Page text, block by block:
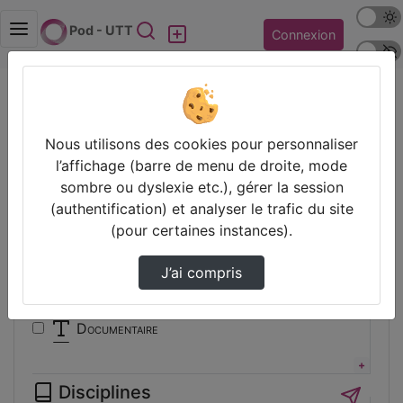
Pod - UTT Rechercher Connexion
Mode
Police
Filtres
Types
Animation
Conférence
Cours
Documentaire
Interview
Disciplines
Nous utilisons des cookies pour personnaliser
l’affichage (barre de menu de droite, mode
sombre ou dyslexie etc.), gérer la session
(authentification) et analyser le trafic du site
(pour certaines instances).
J’ai compris